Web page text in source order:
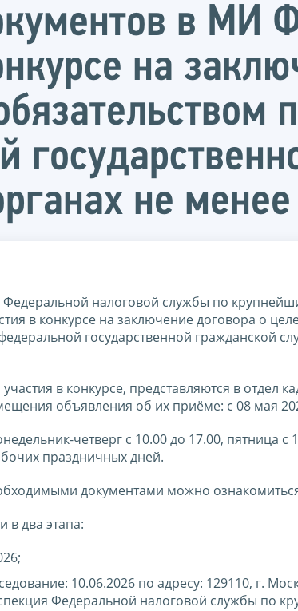
в МИ
на
не
налоговой службы по
в конкурсе на заключение договора о
государственной гражданской
в конкурсе, представляются в отдел
объявления об их приёме: с 08 мая
четверг с 10.00 до 17.00, пятница
праздничных дней.
документами можно
в два этапа:
10.06.2026 по адресу: 129110, г.
Федеральной налоговой службы по